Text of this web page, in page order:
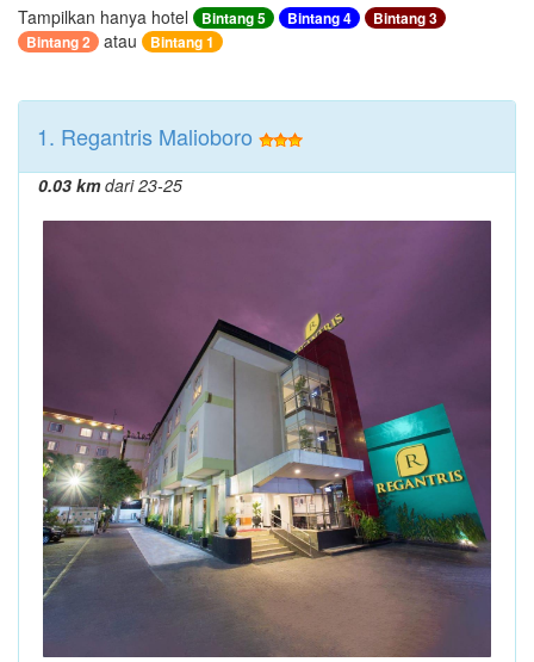
Tampilkan hanya hotel Bintang 5 Bintang 4
Bintang 3
Bintang 2
atau Bintang 1
1. Regantris Malioboro
0.03 kmdari 23-25